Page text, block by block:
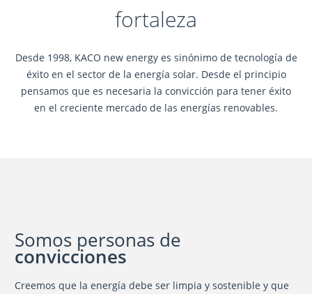
fortaleza
Desde 1998, KACO new energy es sinónimo de tecnología de
éxito en el sector de la energía solar. Desde el principio
pensamos que es necesaria la convicción para tener éxito
en el creciente mercado de las energías renovables.
Somos personas de
convicciones
Creemos que la energía debe ser limpia y sostenible y que